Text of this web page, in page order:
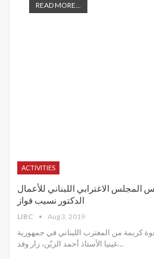
READ MORE...
ACTIVITIES
الاغترابي اللبناني للأعمال
الدكتور نسيب فواز
LIBC Aug 3, 2019
٣ آب ٢٠١٩، وبدعوة كريمة من المغترب اللبناني في جمهورية
غينيا الأستاذ أحمد الزيّن، زار وفد…